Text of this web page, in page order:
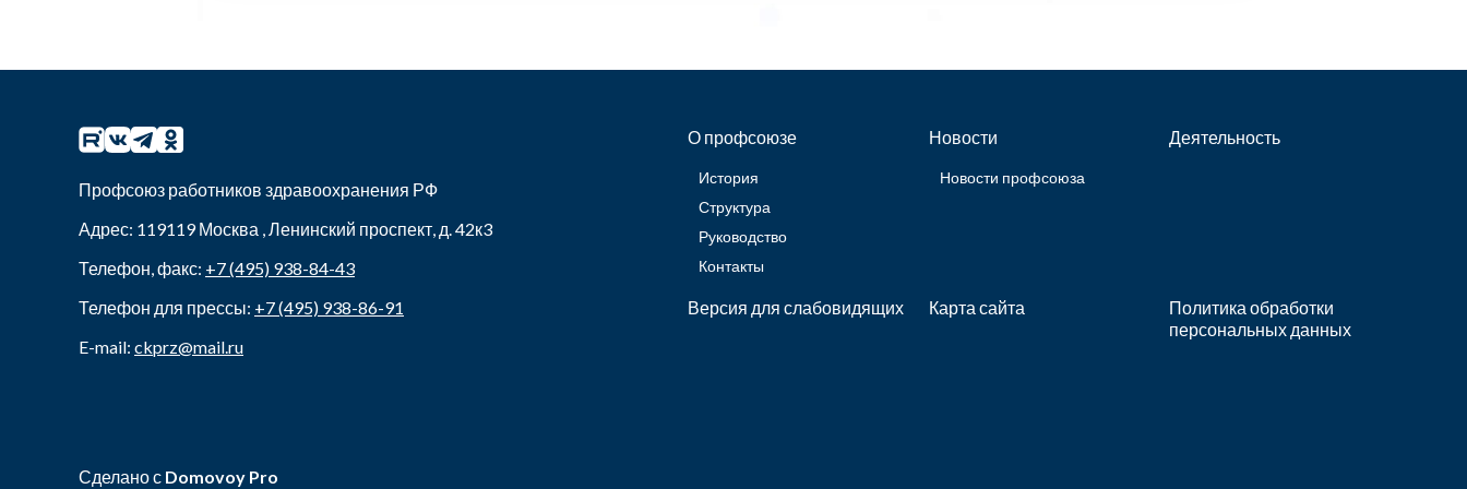
Профсоюз работников здравоохранения РФ
Адрес: 119119Москва ,Ленинский проспект, д. 42к3
Телефон, факс: +7 (495) 938-84-43
Телефон для прессы: +7 (495) 938-86-91
E-mail: ckprz@mail.ru
О профсоюзе
История
Структура
Руководство
Контакты
Новости
Новости профсоюза
Деятельность
Версия для слабовидящих Карта сайта
Политика обработки
персональных данных
Сделано с Domovoy Pro